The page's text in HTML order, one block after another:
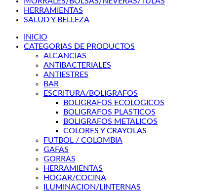
HERRAMIENTAS
SALUD Y BELLEZA
INICIO
CATEGORIAS DE PRODUCTOS
ALCANCIAS
ANTIBACTERIALES
ANTIESTRES
BAR
ESCRITURA/BOLIGRAFOS
BOLIGRAFOS ECOLOGICOS
BOLIGRAFOS PLASTICOS
BOLIGRAFOS METALICOS
COLORES Y CRAYOLAS
FUTBOL / COLOMBIA
GAFAS
GORRAS
HERRAMIENTAS
HOGAR/COCINA
ILUMINACION/LINTERNAS